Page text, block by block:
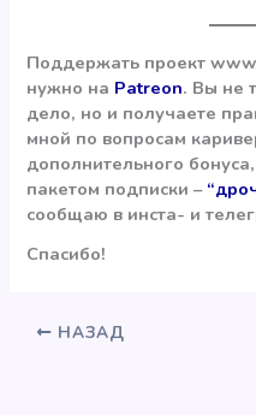
Поддержать проект
нужно на Patreon. Вы не
дело, но и получаете
мной по вопросам
дополнительного
пакетом подписки –
сообщаю в инста- и
Спасибо!
НАЗАД